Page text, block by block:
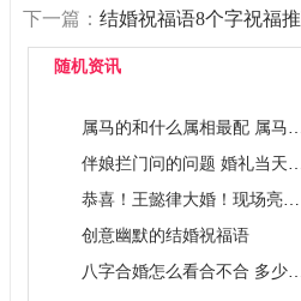
下一篇： 结婚祝福语8个字祝福
随机资讯
属马的和什么属相最配
伴娘拦门问的问题 婚
恭喜！王懿律大婚！现场亮了....
创意幽默的结婚祝福语
八字合婚怎么看合不合